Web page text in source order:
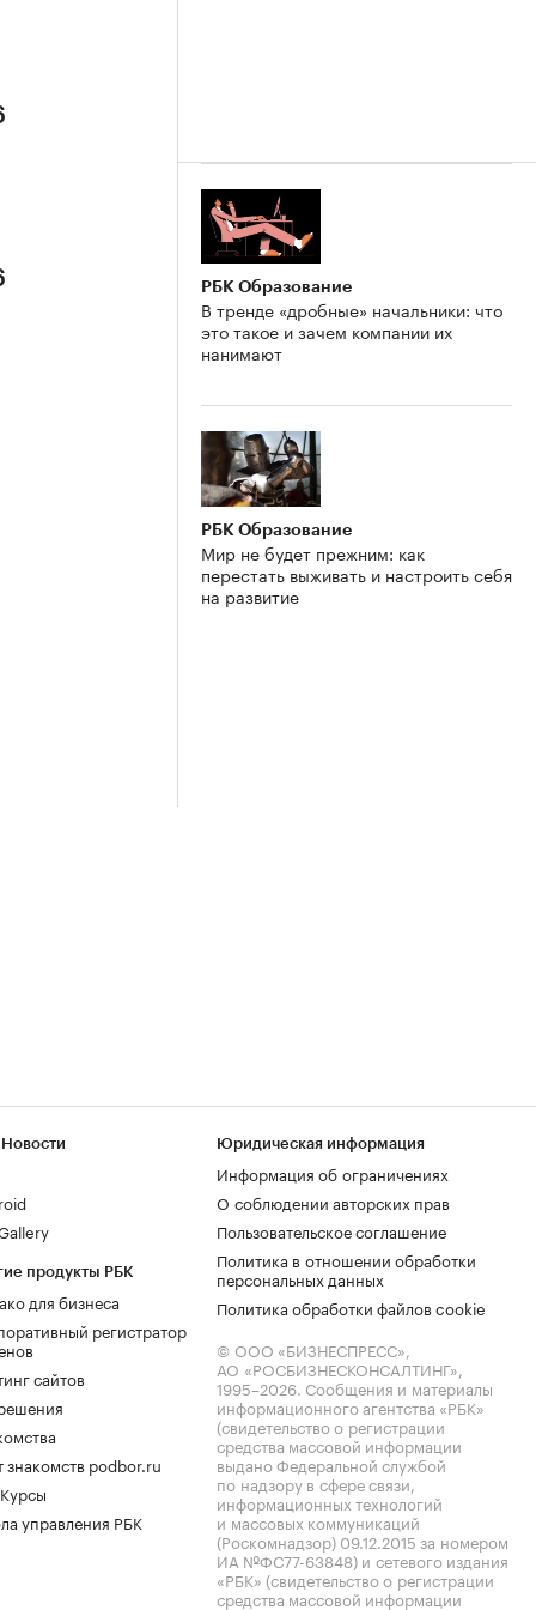
РБК Образование
В тренде «дробные» начальники: что
это такое и зачем компании их
нанимают
РБК Образование
Мир не будет прежним: как
перестать выживать и настроить себя
на развитие
продукты РБК
для бизнеса
регистратор
сайтов
знакомств podbor.ru
управления РБК
Юридическая информация
Информация об ограничениях
О соблюдении авторских прав
Пользовательское соглашение
Политика в отношении обработки
персональных данных
Политика обработки файлов cookie
© ООО «БИЗНЕСПРЕСС»,
АО «РОСБИЗНЕСКОНСАЛТИНГ»,
1995–2026. Сообщения и материалы
информационного агентства «РБК»
(свидетельство о регистрации
средства массовой информации
выдано Федеральной службой
по надзору в сфере связи,
информационных технологий
и массовых коммуникаций
(Роскомнадзор) 09.12.2015 за номером
ИА №ФС77-63848) и сетевого издания
«РБК» (свидетельство о регистрации
средства массовой информации